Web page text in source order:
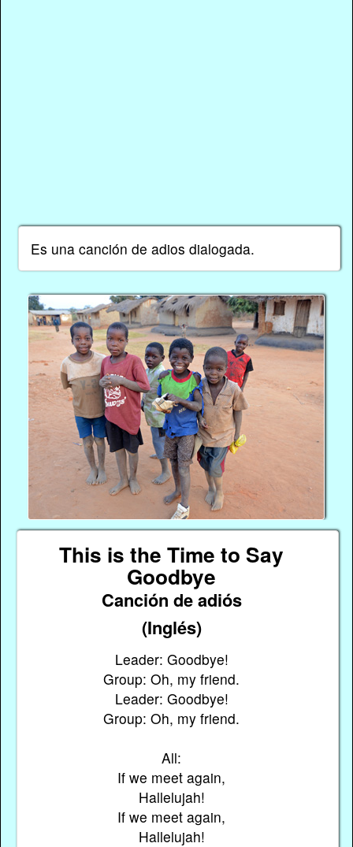
Es una canción de adios dialogada.
This is the Time to Say
Goodbye
Canción de adiós
(Inglés)
Leader: Goodbye!
Group: Oh, my friend.
Leader: Goodbye!
Group: Oh, my friend.
All:
If we meet again,
Hallelujah!
If we meet again,
Hallelujah!